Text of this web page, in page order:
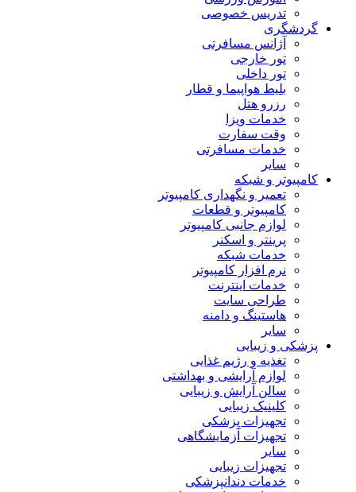
تدریس خصوصی
گردشگری
آژانس مسافرتی
تور خارجی
تور داخلی
بلیط هواپیما و قطار
رزرو هتل
خدمات ویزا
وقت سفارت
خدمات مسافرتی
سایر
کامپیوتر و شبکه
تعمیر و نگهداری کامپیوتر
کامپیوتر و قطعات
لوازم جانبی کامپیوتر
پرینتر و اسکنر
خدمات شبکه
نرم افزار کامپیوتر
خدمات اینترنت
طراحی سایت
هاستینگ و دامنه
سایر
پزشکی و زیبایی
تغذیه و رژیم غذایی
لوازم آرایشی و بهداشتی
سالن آرایش و زیبایی
کلینیک زیبایی
تجهیزات پزشکی
تجهیزات آزمایشگاهی
سایر
تجهیزات زیبایی
خدمات دندانپزشکی